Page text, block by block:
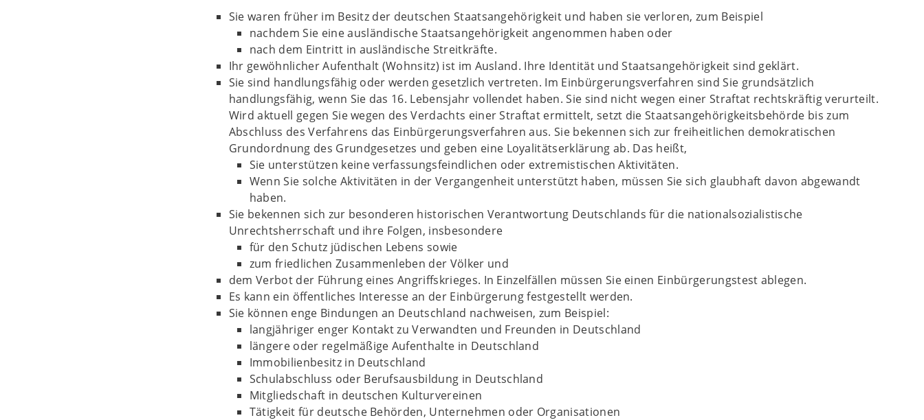
Sie waren früher im Besitz der deutschen Staatsangehörigkeit und haben sie verloren, zum Beispiel
nachdem Sie eine ausländische Staatsangehörigkeit angenommen haben oder
nach dem Eintritt in ausländische Streitkräfte.
Ihr gewöhnlicher Aufenthalt (Wohnsitz) ist im Ausland. Ihre Identität und Staatsangehörigkeit sind geklärt.
Sie sind handlungsfähig oder werden gesetzlich vertreten. Im Einbürgerungsverfahren sind Sie grundsätzlich
handlungsfähig, wenn Sie das 16. Lebensjahr vollendet haben. Sie sind nicht wegen einer Straftat rechtskräftig verurteilt.
Wird aktuell gegen Sie wegen des Verdachts einer Straftat ermittelt, setzt die Staatsangehörigkeitsbehörde bis zum
Abschluss des Verfahrens das Einbürgerungsverfahren aus. Sie bekennen sich zur freiheitlichen demokratischen
Grundordnung des Grundgesetzes und geben eine Loyalitätserklärung ab. Das heißt,
Sie unterstützen keine verfassungsfeindlichen oder extremistischen Aktivitäten.
Wenn Sie solche Aktivitäten in der Vergangenheit unterstützt haben, müssen Sie sich glaubhaft davon abgewandt
haben.
Sie bekennen sich zur besonderen historischen Verantwortung Deutschlands für die nationalsozialistische
Unrechtsherrschaft und ihre Folgen, insbesondere
für den Schutz jüdischen Lebens sowie
zum friedlichen Zusammenleben der Völker und
dem Verbot der Führung eines Angriffskrieges. In Einzelfällen müssen Sie einen Einbürgerungstest ablegen.
Es kann ein öffentliches Interesse an der Einbürgerung festgestellt werden.
Sie können enge Bindungen an Deutschland nachweisen, zum Beispiel:
langjähriger enger Kontakt zu Verwandten und Freunden in Deutschland
längere oder regelmäßige Aufenthalte in Deutschland
Immobilienbesitz in Deutschland
Schulabschluss oder Berufsausbildung in Deutschland
Mitgliedschaft in deutschen Kulturvereinen
Tätigkeit für deutsche Behörden, Unternehmen oder Organisationen